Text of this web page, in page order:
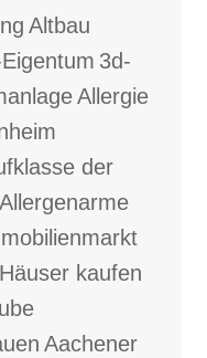
Altbau
3d-
Allergie
der
Allergenarme
kaufen
Aachener